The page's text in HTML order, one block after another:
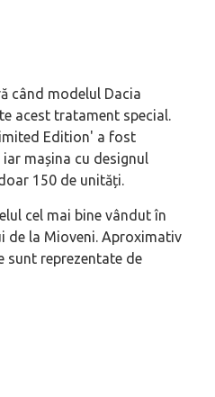
când modelul Dacia
acest tratament special.
Edition' a fost
mașina cu designul
150 de unități.
cel mai bine vândut în
de la Mioveni. Aproximativ
sunt reprezentate de